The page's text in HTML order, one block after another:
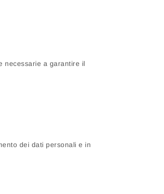
necessarie a garantire il
dei dati personali e in